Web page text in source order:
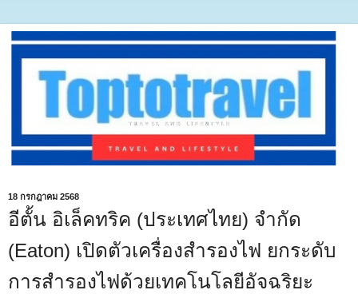
18 กรกฎาคม 2568
อีตั้น อิเล็คทริค (ประเทศไทย) จำกัด
(Eaton) เปิดตัวเครื่องสำรองไฟ ยกระดับ
การสำรองไฟด้วยเทคโนโลยีอัจฉริยะ